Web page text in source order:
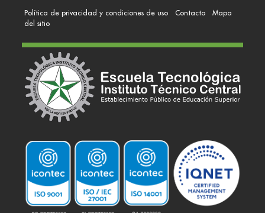
Política de privacidad y condiciones de uso Contacto
Mapa
del sitio